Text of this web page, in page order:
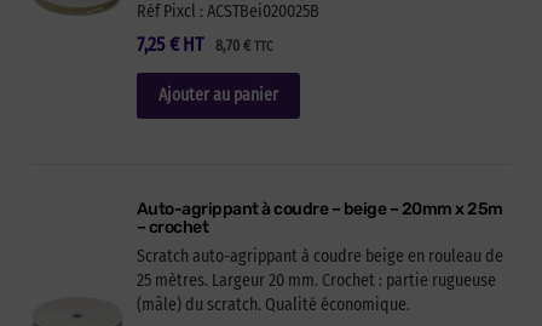
Réf Pixcl : ACSTBei020025B
7,25 € 8,70 €TTC
HT
Ajouter au panier
Auto-agrippant à coudre – beige – 20mm x 25m
– crochet
Scratch auto-agrippant à coudre beige en rouleau de
25 mètres. Largeur 20 mm. Crochet : partie rugueuse
(mâle) du scratch. Qualité économique.